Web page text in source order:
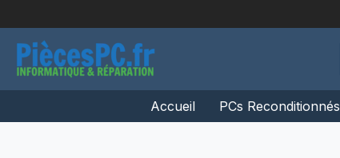
au
contenu
Accueil PCs Reconditionnés